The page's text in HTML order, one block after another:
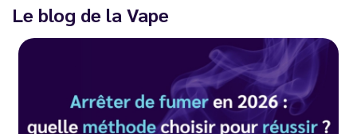
Le blog de la Vape